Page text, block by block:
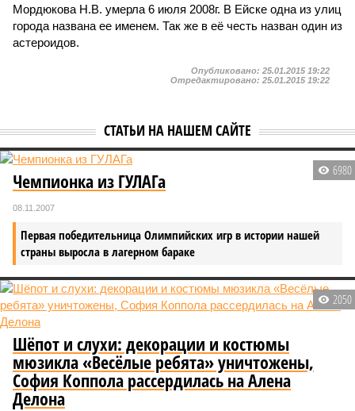
Мордюкова Н.В. умерла 6 июля 2008г. В Ейске одна из улиц
города названа ее именем. Так же в её честь назван один из
астероидов.
Опубликовано: 25.01.2015 19:22
Отредактировано: 25.01.2015 19:22
СТАТЬИ НА НАШЕМ САЙТЕ
6980
Чемпионка из ГУЛАГа
08.11.2007
Первая победительница Олимпийских игр в истории нашей
страны выросла в лагерном бараке
2050
Шёпот и слухи: декорации и костюмы
мюзикла «Весёлые ребята» уничтожены,
София Коппола рассердилась на Алена
Делона